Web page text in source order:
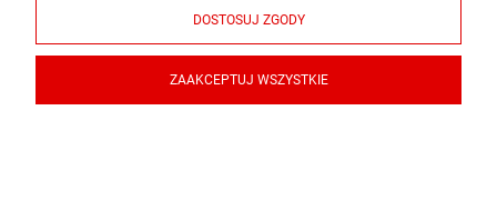
Gwarancja i zwroty
DOSTOSUJ ZGODY
ZAAKCEPTUJ WSZYSTKIE